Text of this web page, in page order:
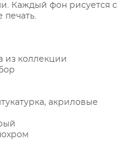
Каждый фон рисуется с
печать.
из коллекции
акриловые